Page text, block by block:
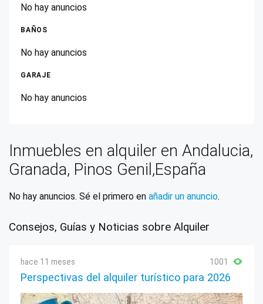
No hay anuncios
BAÑOS
No hay anuncios
GARAJE
No hay anuncios
Inmuebles en alquiler en Andalucia,
Granada, Pinos Genil,España
No hay anuncios. Sé el primero en añadir un anuncio.
Consejos, Guías y Noticias sobre Alquiler
hace 11 meses 1001
Perspectivas del alquiler turístico para 2026